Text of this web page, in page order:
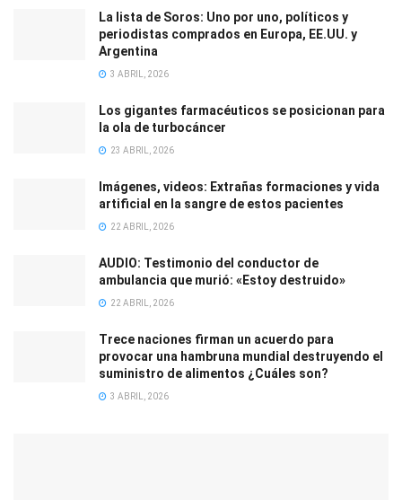
La lista de Soros: Uno por uno, políticos y
periodistas comprados en Europa, EE.UU. y
Argentina
3 ABRIL, 2026
Los gigantes farmacéuticos se posicionan para
la ola de turbocáncer
23 ABRIL, 2026
Imágenes, videos: Extrañas formaciones y vida
artificial en la sangre de estos pacientes
22 ABRIL, 2026
AUDIO: Testimonio del conductor de
ambulancia que murió: «Estoy destruido»
22 ABRIL, 2026
Trece naciones firman un acuerdo para
provocar una hambruna mundial destruyendo el
suministro de alimentos ¿Cuáles son?
3 ABRIL, 2026